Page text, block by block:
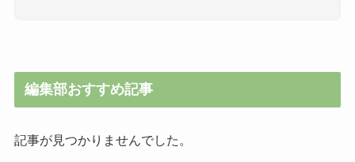
編集部おすすめ記事
記事が見つかりませんでした。